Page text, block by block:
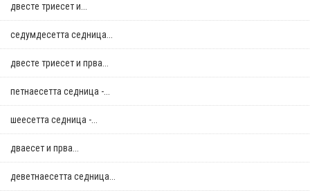
двестe триесет и...
седумдесетта седница...
двестe триесет и прва...
петнаесетта седница -...
шеесетта седница -...
дваесет и прва...
деветнаесетта седница...